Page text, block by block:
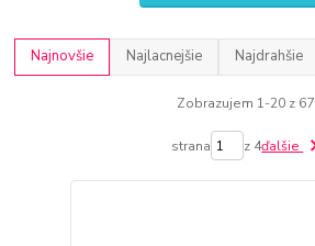
Najnovšie Najlacnejšie Najdrahšie
Zobrazujem 1-20 z 67
strana z 4ďalšie